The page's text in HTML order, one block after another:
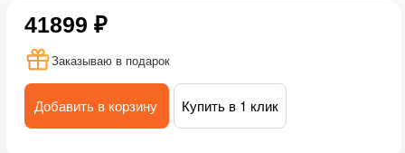
41899 ₽
Заказываю в подарок
Добавить в корзину Купить в 1 клик